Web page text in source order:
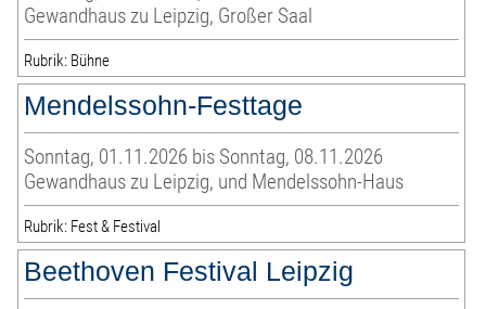
Gewandhaus zu Leipzig, Großer Saal
Rubrik: Bühne
Mendelssohn-Festtage
Sonntag, 01.11.2026 bis Sonntag, 08.11.2026
Gewandhaus zu Leipzig, und Mendelssohn-Haus
Rubrik: Fest & Festival
Beethoven Festival Leipzig